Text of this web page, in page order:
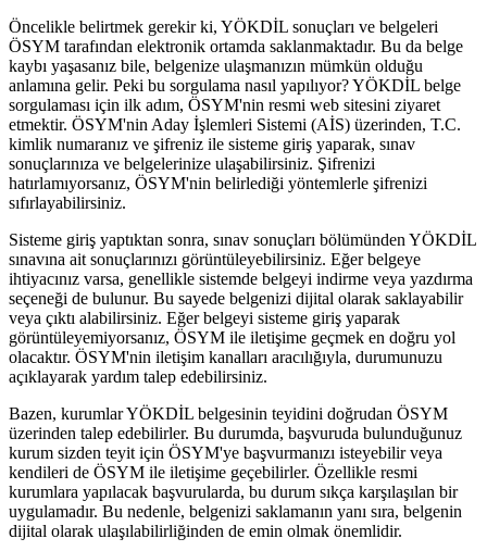
Öncelikle belirtmek gerekir ki, YÖKDİL sonuçları ve belgeleri
ÖSYM tarafından elektronik ortamda saklanmaktadır. Bu da belge
kaybı yaşasanız bile, belgenize ulaşmanızın mümkün olduğu
anlamına gelir. Peki bu sorgulama nasıl yapılıyor? YÖKDİL belge
sorgulaması için ilk adım, ÖSYM'nin resmi web sitesini ziyaret
etmektir. ÖSYM'nin Aday İşlemleri Sistemi (AİS) üzerinden, T.C.
kimlik numaranız ve şifreniz ile sisteme giriş yaparak, sınav
sonuçlarınıza ve belgelerinize ulaşabilirsiniz. Şifrenizi
hatırlamıyorsanız, ÖSYM'nin belirlediği yöntemlerle şifrenizi
sıfırlayabilirsiniz.
Sisteme giriş yaptıktan sonra, sınav sonuçları bölümünden YÖKDİL
sınavına ait sonuçlarınızı görüntüleyebilirsiniz. Eğer belgeye
ihtiyacınız varsa, genellikle sistemde belgeyi indirme veya yazdırma
seçeneği de bulunur. Bu sayede belgenizi dijital olarak saklayabilir
veya çıktı alabilirsiniz. Eğer belgeyi sisteme giriş yaparak
görüntüleyemiyorsanız, ÖSYM ile iletişime geçmek en doğru yol
olacaktır. ÖSYM'nin iletişim kanalları aracılığıyla, durumunuzu
açıklayarak yardım talep edebilirsiniz.
Bazen, kurumlar YÖKDİL belgesinin teyidini doğrudan ÖSYM
üzerinden talep edebilirler. Bu durumda, başvuruda bulunduğunuz
kurum sizden teyit için ÖSYM'ye başvurmanızı isteyebilir veya
kendileri de ÖSYM ile iletişime geçebilirler. Özellikle resmi
kurumlara yapılacak başvurularda, bu durum sıkça karşılaşılan bir
uygulamadır. Bu nedenle, belgenizi saklamanın yanı sıra, belgenin
dijital olarak ulaşılabilirliğinden de emin olmak önemlidir.